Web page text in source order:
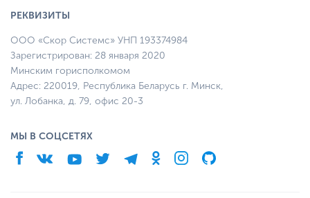
РЕКВИЗИТЫ
ООО «Скор Системс» УНП 193374984
Зарегистрирован: 28 января 2020
Минским горисполкомом
Адрес: 220019, Республика Беларусь г. Минск,
ул. Лобанка, д. 79, офис 20-3
МЫ В СОЦСЕТЯХ